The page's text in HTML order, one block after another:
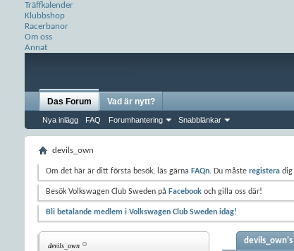
Träffkalender
Klubbshop
Racerbanor
Om oss
Annat
Das Forum
Nya inlägg FAQ Forumhantering Snabblänkar
Vad är nytt?
devils_own
Om det här är ditt första besök, läs gärna FAQn. Du måste registera dig
Besök Volkswagen Club Sweden på Facebook och gilla oss där!
Bli betalande medlem i Volkswagen Club Sweden idag!
devils_own